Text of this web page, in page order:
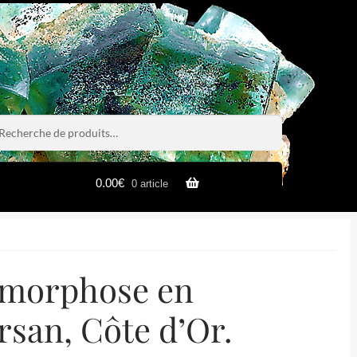
0.00€ 0 article
en
Côte d’Or.